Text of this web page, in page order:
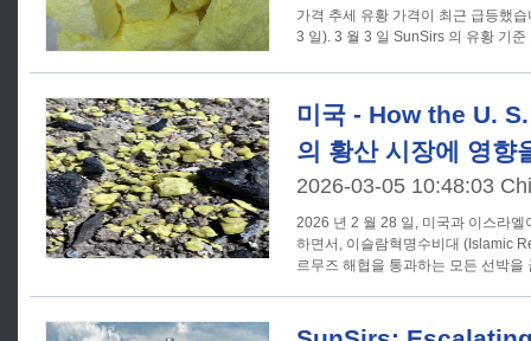
가격 추세 유황 가격이 최근 급등했습니다 (2026 년 2 월 27 일 ~ 3 월
3 일). 3 월 3 일 SunSirs 의 유황 기준
미국 - How the U.
의 황산 시장에 영향
2026-03-05 10:48:03
2026 년 2 월 28 일, 미국과 이스라
하면서, 이슬람혁명수비대 (Islamic
르무즈 해협을 통과하는 모든 선박을